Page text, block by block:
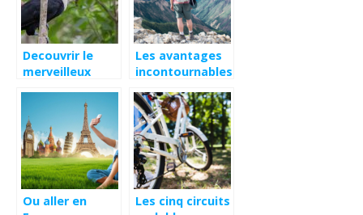
Decouvrir le
merveilleux
habitudes et
son mode de vie
Les avantages
incontournables
de voyage
Ou aller en
Les cinq circuits